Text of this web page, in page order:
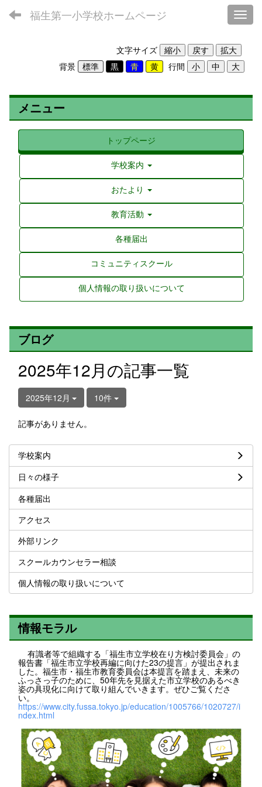
福生第一小学校ホームページ
文字サイズ
背景
行間
メニュー
トップページ
学校案内
おたより
教育活動
各種届出
コミュニティスクール
個人情報の取り扱いについて
ブログ
2025年12月の記事一覧
2025年12月 10件
記事がありません。
学校案内
日々の様子
各種届出
アクセス
外部リンク
スクールカウンセラー相談
個人情報の取り扱いについて
情報モラル
有識者等で組織する「福生市立学校在り方検討委員会」の
報告書「福生市立学校再編に向けた23の提言」が提出されま
した。福生市・福生市教育委員会は本提言を踏まえ、未来の
ふっさっ子のために、50年先を見据えた市立学校のあるべき
姿の具現化に向けて取り組んでいきます。ぜひご覧くださ
い。
https://www.city.fussa.tokyo.jp/education/1005766/1020727/i
ndex.html